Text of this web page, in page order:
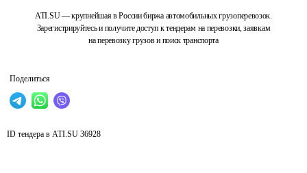
ATI.SU — крупнейшая в России биржа автомобильных грузоперевозок.
Зарегистрируйтесь и получите доступ к тендерам на перевозки, заявкам
на перевозку грузов и поиск транспорта
Поделиться
ID тендера в ATI.SU 36928